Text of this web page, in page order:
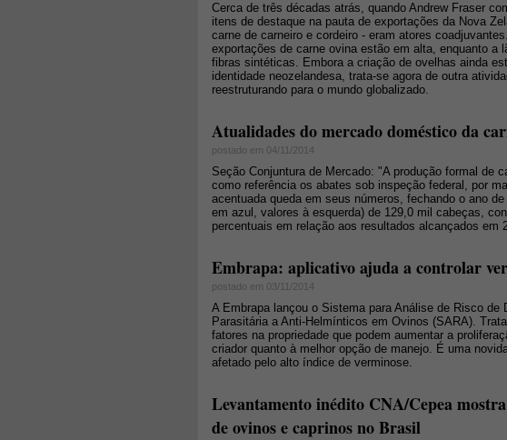
Cerca de três décadas atrás, quando Andrew Fraser
itens de destaque na pauta de exportações da Nova
carne de carneiro e cordeiro - eram atores
exportações de carne ovina estão em alta, enquanto a
fibras sintéticas. Embora a criação de ovelhas ainda
identidade neozelandesa, trata-se agora de outra
reestruturando para o mundo globalizado.
Atualidades do mercado doméstico da
postado em 04/11/2014
Seção Conjuntura de Mercado: "A produção formal de
como referência os abates sob inspeção federal, por
acentuada queda em seus números, fechando o ano
em azul, valores à esquerda) de 129,0 mil cabeças,
percentuais em relação aos resultados alcançados em
Embrapa: aplicativo ajuda a controlar
postado em 03/11/2014
A Embrapa lançou o Sistema para Análise de Risco de
Parasitária a Anti-Helmínticos em Ovinos (SARA).
fatores na propriedade que podem aumentar a
criador quanto à melhor opção de manejo. É uma
afetado pelo alto índice de verminose.
Levantamento inédito CNA/Cepea
de ovinos e caprinos no Brasil